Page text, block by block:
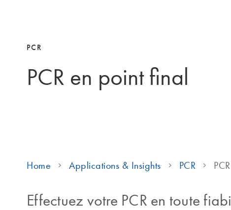
PCR
PCR en point final
Home Applications & Insights PCR
Effectuez votre PCR en toute